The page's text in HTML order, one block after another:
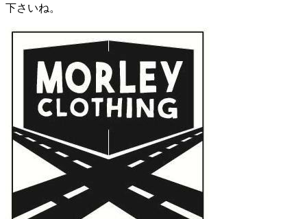
下さいね。